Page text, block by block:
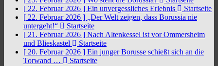
[ 22. Februar 2026 ] Ein unvergessliches Erlebnis
Startseite
[ 22. Februar 2026 ] „Der Welt zeigen, dass Borussia nie
untergeht!“
Startseite
[ 21. Februar 2026 ] Nach Altenkessel ist vor Ommersheim
und Blieskastel
Startseite
[ 20. Februar 2026 ] Ein junger Borusse schießt sich an die
Torwand …
Startseite